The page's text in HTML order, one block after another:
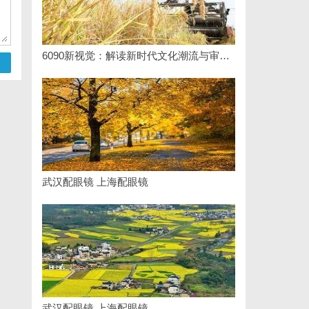
6090新视觉：解读新时代文化潮流与审美变迁
武汉配眼镜 上海配眼镜